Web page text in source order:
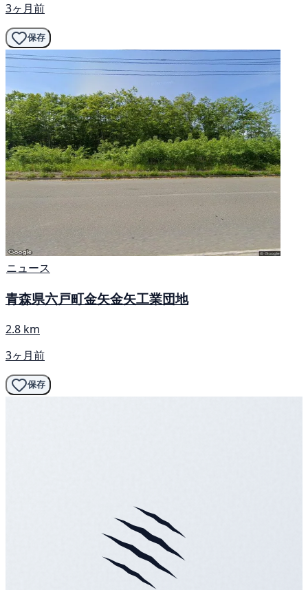
3ヶ月前
保存
ニュース
青森県六戸町金矢金矢工業団地
2.8 km
3ヶ月前
保存